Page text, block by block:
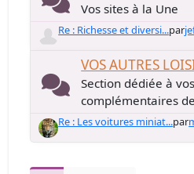
Vos sites à la Une
Re : Richesse et diversi...par
VOS AUTRES
Section dédiée à
complémentaires
Re : Les voitures miniat...par